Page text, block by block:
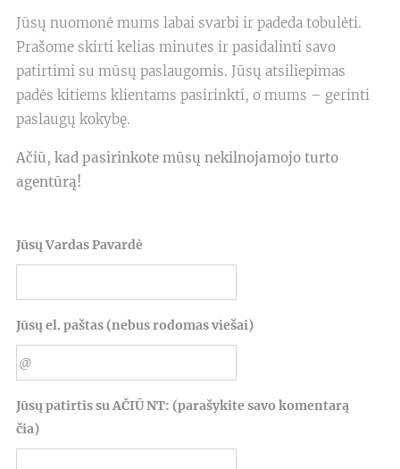
Jūsų nuomonė mums labai svarbi ir padeda tobulėti.
Prašome skirti kelias minutes ir pasidalinti savo
patirtimi su mūsų paslaugomis. Jūsų atsiliepimas
padės kitiems klientams pasirinkti, o mums – gerinti
paslaugų kokybę.
Ačiū, kad pasirinkote mūsų nekilnojamojo turto
agentūrą!
Jūsų Vardas Pavardė
Jūsų el. paštas (nebus rodomas viešai)
Jūsų patirtis su AČIŪ NT: (parašykite savo komentarą
čia)